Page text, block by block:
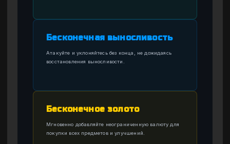
Бесконечная выносливость
Атакуйте и уклоняйтесь без конца, не дожидаясь
восстановления выносливости.
Бесконечное золото
Мгновенно добавляйте неограниченную валюту для
покупки всех предметов и улучшений.